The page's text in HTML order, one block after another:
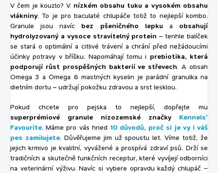
V čem je kouzlo? V nízkém obsahu tuku a vysokém obsahu
vlákniny. To je pro baculaté chlupáče totiž to nejlepší kombo.
Granule jsou navíc bez pšeničného lepku a obsahují
hydrolyzovaný a vysoce stravitelný protein – tenhle balíček
se stará o optimální a citlivé trávení a chrání před nežádoucími
účinky potravy v bříšku. Napomáhají tomu i prebiotika, která
podporují růst prospěšných bakterií ve střevech. A obsah
Omega 3 a Omega 6 mastných kyselin je parádní granulka na
dietním dortu – udržují pokožku zdravou a srst lesklou.
Pokud chcete pro pejska to nejlepší, dopřejte mu
superprémiové granule nizozemské značky Kennels'
Favourite. Máme pro vás hned 10 důvodů, proč si je vy i váš
pes zamilujete. Důvěřujeme jim už spoustu let. Víme totiž, že
jejich krmivo je kvalitní, vyvážené a prospívá zdraví psů. Drží se
tradičních a skutečně funkčních receptur, které vyvíjejí odborníci
na veterinární výživu. Navíc si vybere opravdu každý chlupáč –